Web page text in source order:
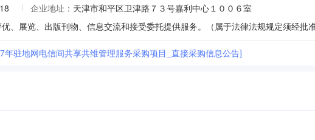
企业地址： 天津市和平区卫津路７３号嘉利中心１００６室
驻地网电信间共享共维管理服务采购项目_直接采购信息公告]